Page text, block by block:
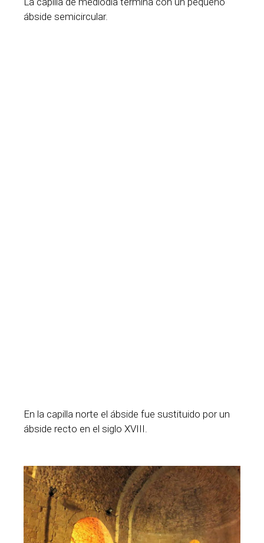
ábside semicircular.
En la capilla norte el ábside fue sustituido por un
ábside recto en el siglo XVIII.